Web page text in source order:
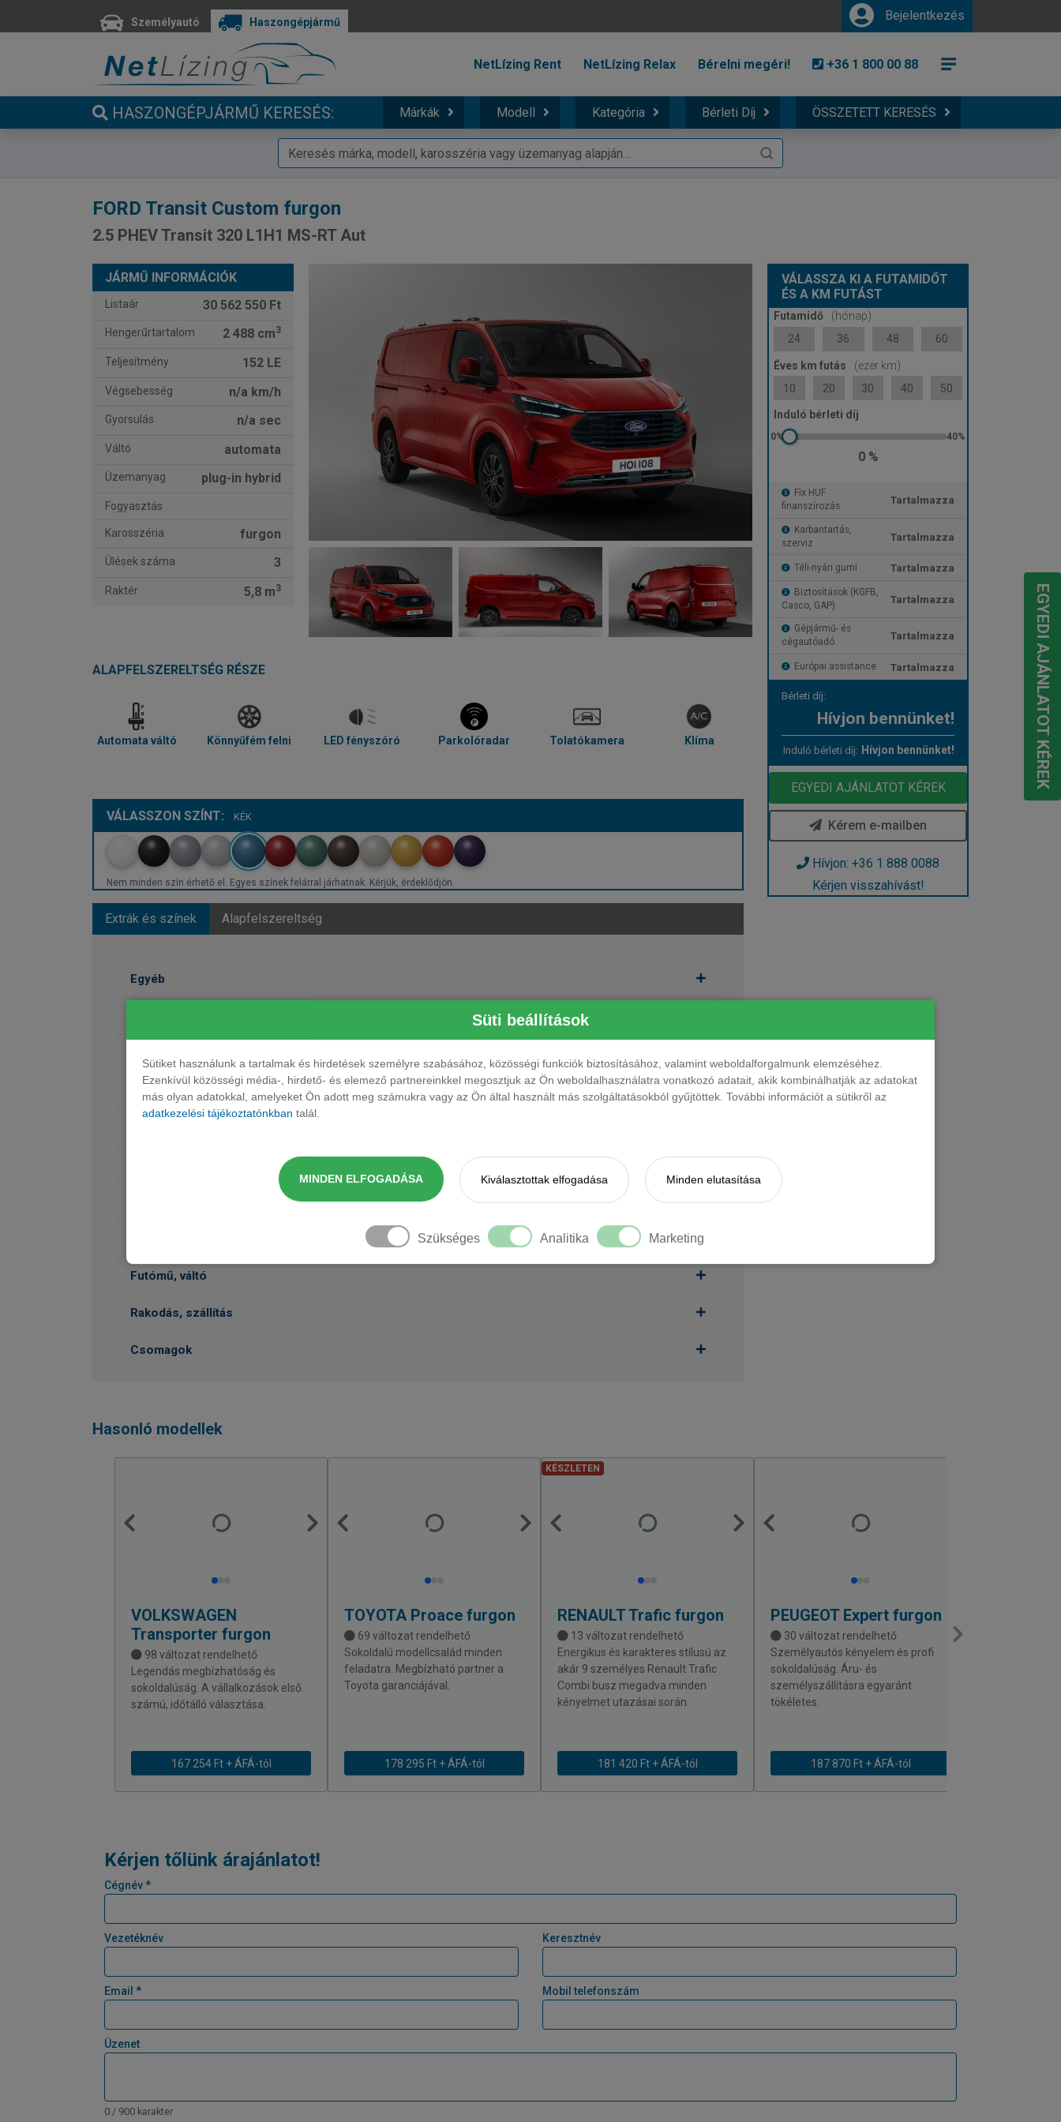
Süti beállítások
Sütiket használunk a tartalmak és hirdetések személyre szabásához, közösségi funkciók biztosításához, valamint weboldalforgalmunk elemzéséhez.
Ezenkívül közösségi média-, hirdető- és elemező partnereinkkel megosztjuk az Ön weboldalhasználatra vonatkozó adatait, akik kombinálhatják az adatokat
más olyan adatokkal, amelyeket Ön adott meg számukra vagy az Ön által használt más szolgáltatásokból gyűjtöttek. További információt a sütikről az
adatkezelési tájékoztatónkban talál.
MINDEN ELFOGADÁSA Kiválasztottak elfogadása Minden elutasítása
Szükséges Analitika Marketing
Személyautó Haszongépjármű Bejelentkezés
NetLízing Rent NetLízing Relax Bérelni megéri! +36 1 800 00 88
HASZONGÉPJÁRMŰ KERESÉS: Márkák Modell Kategória Bérleti Díj ÖSSZETETT KERESÉS
FORD Transit Custom furgon
2.5 PHEV Transit 320 L1H1 MS-RT Aut
JÁRMŰ INFORMÁCIÓK
Listaár 30 562 550 Ft
Hengerűrtartalom 2 488 cm3
Teljesítmény 152 LE
Végsebesség n/a km/h
Gyorsulás n/a sec
Váltó automata
Üzemanyag plug-in hybrid
Fogyasztás
Karosszéria furgon
Ülések száma 3
Raktér 5,8 m3
ALAPFELSZERELTSÉG RÉSZE
Automata váltó Könnyűfém felni LED fényszóró Parkolóradar Tolatókamera Klíma
VÁLASSZON SZÍNT: KÉK
Nem minden szín érhető el. Egyes színek felárral járhatnak. Kérjük, érdeklődjön.
Extrák és színek Alapfelszereltség
Egyéb
Audió, Kommunikáció, Navigáció
Futómű, váltó
Rakodás, szállítás
Csomagok
VÁLASSZA KI A FUTAMIDŐT
ÉS A KM FUTÁST
Futamidő
(hónap)
24
36 48 60
Éves km futás
(ezer km)
10
20 30 40 50
Induló bérleti díj
0 %
Fix HUF
finanszírozás
Tartalmazza
Karbantartás,
szerviz
Tartalmazza
Téli-nyári gumi Tartalmazza
Biztosítások (KGFB,
Casco, GAP)
Tartalmazza
Gépjármű- és
cégautóadó
Tartalmazza
Európai assistance Tartalmazza
Bérleti díj:
Hívjon bennünket!
Induló bérleti díj: Hívjon bennünket!
EGYEDI AJÁNLATOT KÉREK
Kérem e-mailben
Hívjon: +36 1 888 0088
Kérjen visszahívást!
Hasonló modellek
VOLKSWAGEN
Transporter furgon
98 változat rendelhető
Legendás megbízhatóság és
sokoldalúság. A vállalkozások első
számú, időtálló választása.
167 254 Ft + ÁFÁ-tól
TOYOTA Proace furgon
69 változat rendelhető
Sokoldalú modellcsalád minden
feladatra. Megbízható partner a
Toyota garanciájával.
178 295 Ft + ÁFÁ-tól
KÉSZLETEN
RENAULTTrafic furgon
13 változat rendelhető
Energikus és karakteres stílusú az
akár 9 személyes Renault Trafic
Combi busz megadva minden
kényelmet utazásai során.
181 420 Ft + ÁFÁ-tól
PEUGEOTExpert furgon
30 változat rendelhető
Személyautós kényelem és profi
sokoldalúság. Áru- és
személyszállításra egyaránt
tökéletes.
187 870 Ft + ÁFÁ-tól
Kérjen tőlünk árajánlatot!
Cégnév *
Vezetéknév Keresztnév
Email * Mobil telefonszám
Üzenet
0 / 900 karakter
EGYEDI AJÁNLATOT KÉREK